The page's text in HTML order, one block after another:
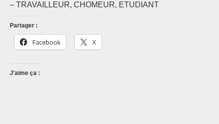
– TRAVAILLEUR, CHOMEUR, ETUDIANT
Partager :
Facebook X
J’aime ça :